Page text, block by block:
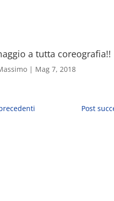
a tutta coreografia!!
| Mag 7, 2018
Post